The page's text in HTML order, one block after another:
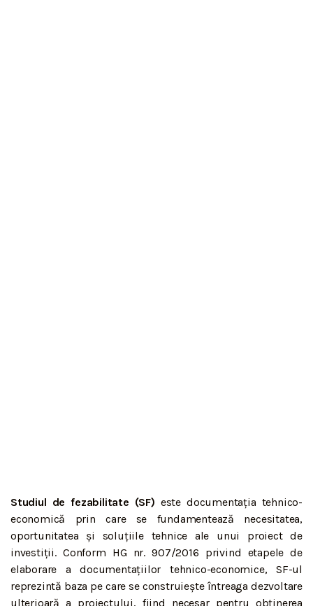
Studiul de fezabilitate (SF) este documentația tehnico-
economică prin care se fundamentează necesitatea,
oportunitatea și soluțiile tehnice ale unui proiect de
investiții. Conform HG nr. 907/2016 privind etapele de
elaborare a documentațiilor tehnico-economice, SF-ul
reprezintă baza pe care se construiește întreaga dezvoltare
ulterioară a proiectului, fiind necesar pentru obținerea